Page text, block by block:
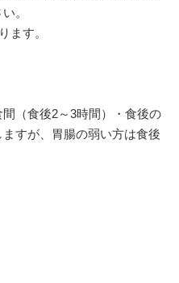
。
ます。
（食後2～3時間）・食後の
すが、胃腸の弱い方は食後